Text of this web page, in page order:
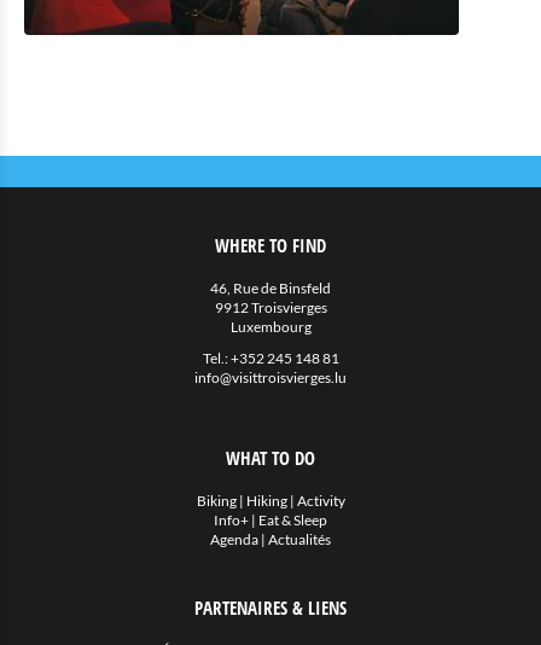
WHERE TO FIND
46, Rue de Binsfeld
9912 Troisvierges
Luxembourg
Tel.:+352 245 148 81
info@visittroisvierges.lu
WHAT TO DO
Biking| Hiking| Activity
Info+ | Eat & Sleep
Agenda | Actualités
PARTENAIRES & LIENS